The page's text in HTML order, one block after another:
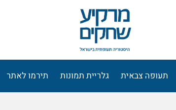
תעופה צבאית גלריית תמונות תירמו לאתר